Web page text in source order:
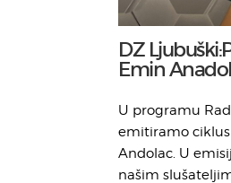
DZ
Emin
U programu
emitiramo ciklus
Andolac. U
našim